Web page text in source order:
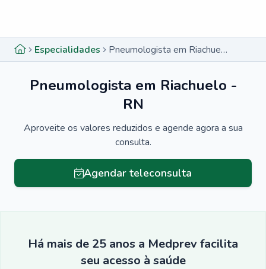
Especialidades Pneumologista em Riachuelo - RN
Pneumologista em Riachuelo -
RN
Aproveite os valores reduzidos e agende agora a sua
consulta.
Agendar teleconsulta
Há mais de 25 anos a Medprev facilita
seu acesso à saúde